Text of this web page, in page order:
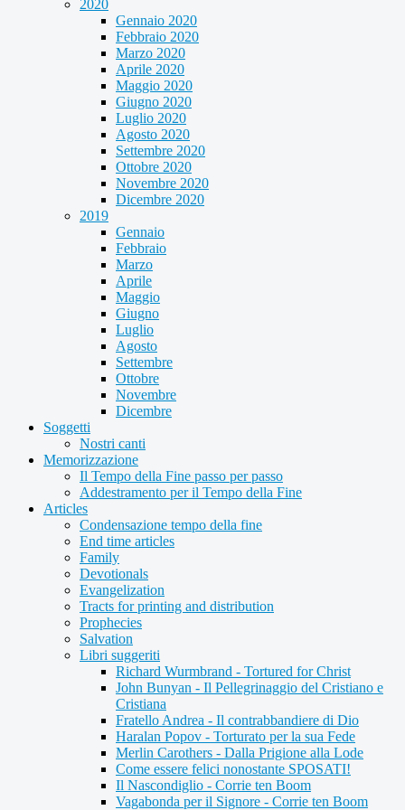
2020
Gennaio 2020
Febbraio 2020
Marzo 2020
Aprile 2020
Maggio 2020
Giugno 2020
Luglio 2020
Agosto 2020
Settembre 2020
Ottobre 2020
Novembre 2020
Dicembre 2020
2019
Gennaio
Febbraio
Marzo
Aprile
Maggio
Giugno
Luglio
Agosto
Settembre
Ottobre
Novembre
Dicembre
Soggetti
Nostri canti
Memorizzazione
Il Tempo della Fine passo per passo
Addestramento per il Tempo della Fine
Articles
Condensazione tempo della fine
End time articles
Family
Devotionals
Evangelization
Tracts for printing and distribution
Prophecies
Salvation
Libri suggeriti
Richard Wurmbrand - Tortured for Christ
John Bunyan - Il Pellegrinaggio del Cristiano e
Cristiana
Fratello Andrea - Il contrabbandiere di Dio
Haralan Popov - Torturato per la sua Fede
Merlin Carothers - Dalla Prigione alla Lode
Come essere felici nonostante SPOSATI!
Il Nascondiglio - Corrie ten Boom
Vagabonda per il Signore - Corrie ten Boom